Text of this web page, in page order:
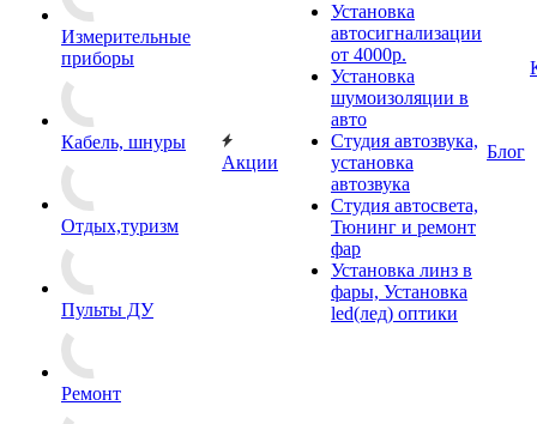
Измерительные
приборы
Кабель, шнуры
Отдых,туризм
Пульты ДУ
Ремонт
Акции
Установка
автосигнализации
от 4000р.
Установка
шумоизоляции в
авто
Студия автозвука,
установка
автозвука
Студия автосвета,
Тюнинг и ремонт
фар
Установка линз в
фары, Установка
led(лед) оптики
Блог